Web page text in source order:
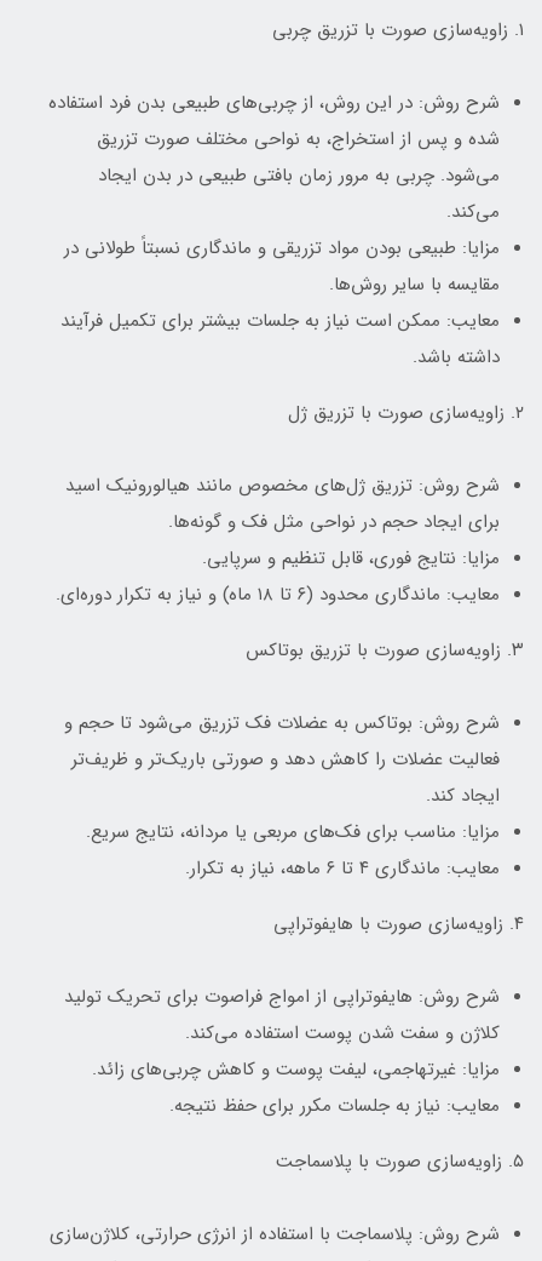
۱. زاویه‌سازی صورت با تزریق چربی
شرح روش: در این روش، از چربی‌های طبیعی بدن فرد استفاده
شده و پس از استخراج، به نواحی مختلف صورت تزریق
می‌شود. چربی به مرور زمان بافتی طبیعی در بدن ایجاد
می‌کند.
مزایا: طبیعی بودن مواد تزریقی و ماندگاری نسبتاً طولانی در
مقایسه با سایر روش‌ها.
معایب: ممکن است نیاز به جلسات بیشتر برای تکمیل فرآیند
داشته باشد.
۲. زاویه‌سازی صورت با تزریق ژل
شرح روش: تزریق ژل‌های مخصوص مانند هیالورونیک اسید
برای ایجاد حجم در نواحی مثل فک و گونه‌ها.
مزایا: نتایج فوری، قابل تنظیم و سرپایی.
معایب: ماندگاری محدود (۶ تا ۱۸ ماه) و نیاز به تکرار دوره‌ای.
۳. زاویه‌سازی صورت با تزریق بوتاکس
شرح روش: بوتاکس به عضلات فک تزریق می‌شود تا حجم و
فعالیت عضلات را کاهش دهد و صورتی باریک‌تر و ظریف‌تر
ایجاد کند.
مزایا: مناسب برای فک‌های مربعی یا مردانه، نتایج سریع.
معایب: ماندگاری ۴ تا ۶ ماهه، نیاز به تکرار.
۴. زاویه‌سازی صورت با هایفوتراپی
شرح روش: هایفوتراپی از امواج فراصوت برای تحریک تولید
کلاژن و سفت شدن پوست استفاده می‌کند.
مزایا: غیرتهاجمی، لیفت پوست و کاهش چربی‌های زائد.
معایب: نیاز به جلسات مکرر برای حفظ نتیجه.
۵. زاویه‌سازی صورت با پلاسماجت
شرح روش: پلاسماجت با استفاده از انرژی حرارتی، کلاژن‌سازی